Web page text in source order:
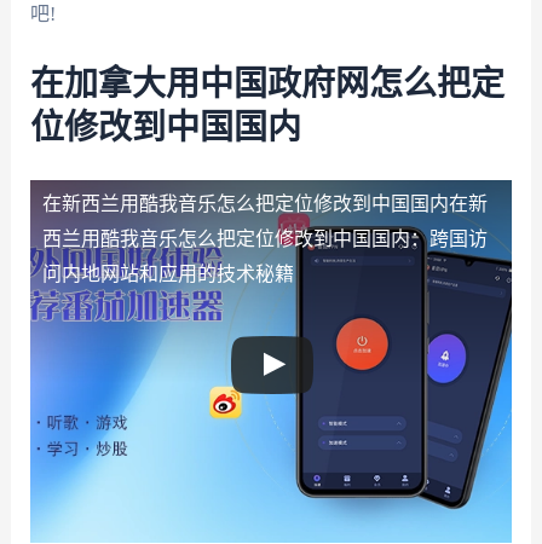
吧!
在加拿大用中国政府网怎么把定
位修改到中国国内
在新西兰用酷我音乐怎么把定位修改到中国国内在新
西兰用酷我音乐怎么把定位修改到中国国内：跨国访
问内地网站和应用的技术秘籍